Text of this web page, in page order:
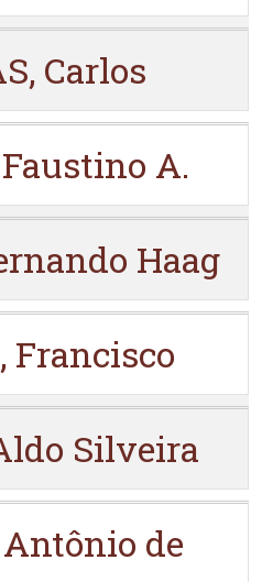
Carlos
A.
Haag
Francisco
Silveira
Antônio de